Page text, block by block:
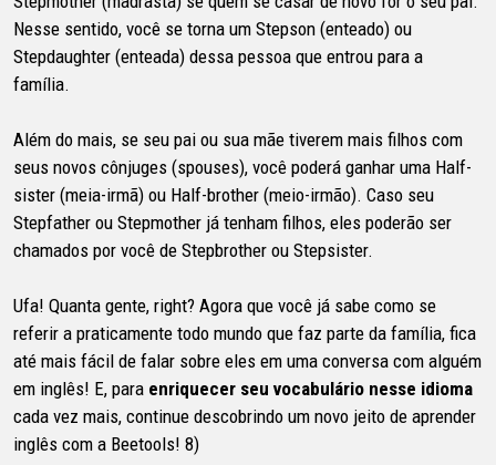
Nesse sentido, você se torna um Stepson (enteado) ou
Stepdaughter (enteada) dessa pessoa que entrou para a
família.
Além do mais, se seu pai ou sua mãe tiverem mais filhos com
seus novos cônjuges (spouses), você poderá ganhar uma Half-
sister (meia-irmã) ou Half-brother (meio-irmão). Caso seu
Stepfather ou Stepmother já tenham filhos, eles poderão ser
chamados por você de Stepbrother ou Stepsister.
Ufa! Quanta gente, right? Agora que você já sabe como se
referir a praticamente todo mundo que faz parte da família, fica
até mais fácil de falar sobre eles em uma conversa com alguém
em inglês! E, para enriquecer seu vocabulário nesse idioma
cada vez mais, continue descobrindo um novo jeito de aprender
inglês com a Beetools! 8)